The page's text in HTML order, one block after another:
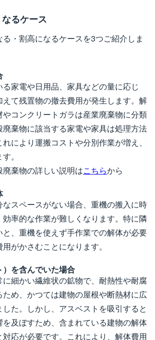
るケース
・割高になるケースを3つご紹介しま
家電や日用品、家具などの量に応じ
て残置物の撤去費用が発生します。解
コンクリートガラは産業廃棄物に分類
廃棄物に該当する家電や家具は処理方法
により運搬コストや分別作業が増え、
。
棄物の詳しい説明はこちらから
スペースがない場合、重機の搬入に時
率的な作業が難しくなります。特に隣
、重機を使えず手作業での解体が必要
がかさむことになります。
を含んでいた場合
細かい繊維状の鉱物で、耐熱性や耐腐
め、かつては建物の屋根や断熱材に広
した。しかし、アスベストを吸引すると
及ぼすため、含まれている建物の解体
応が必要です。これにより、解体費用